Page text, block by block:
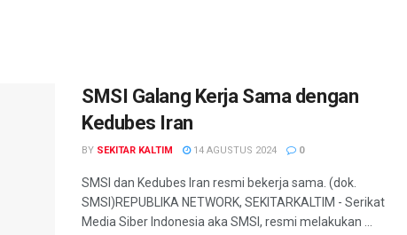
SMSI Galang Kerja Sama dengan
Kedubes Iran
BY SEKITAR KALTIM 14 AGUSTUS 2024 0
SMSI dan Kedubes Iran resmi bekerja sama. (dok.
SMSI)REPUBLIKA NETWORK, SEKITARKALTIM - Serikat
Media Siber Indonesia aka SMSI, resmi melakukan ...